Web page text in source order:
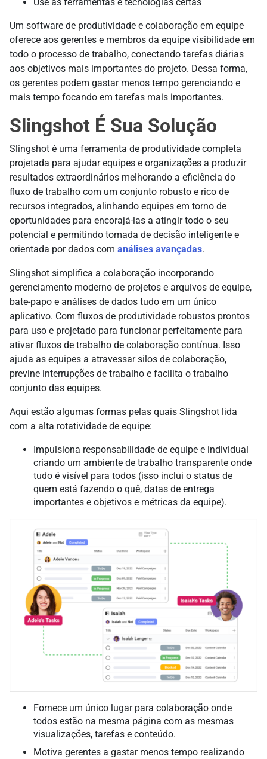
Um software de produtividade e colaboração em equipe
oferece aos gerentes e membros da equipe visibilidade em
todo o processo de trabalho, conectando tarefas diárias
aos objetivos mais importantes do projeto. Dessa forma,
os gerentes podem gastar menos tempo gerenciando e
mais tempo focando em tarefas mais importantes.
Slingshot É Sua Solução
Slingshot é uma ferramenta de produtividade completa
projetada para ajudar equipes e organizações a produzir
resultados extraordinários melhorando a eficiência do
fluxo de trabalho com um conjunto robusto e rico de
recursos integrados, alinhando equipes em torno de
oportunidades para encorajá-las a atingir todo o seu
potencial e permitindo tomada de decisão inteligente e
orientada por dados com análises avançadas.
Slingshot simplifica a colaboração incorporando
gerenciamento moderno de projetos e arquivos de equipe,
bate-papo e análises de dados tudo em um único
aplicativo. Com fluxos de produtividade robustos prontos
para uso e projetado para funcionar perfeitamente para
ativar fluxos de trabalho de colaboração contínua. Isso
ajuda as equipes a atravessar silos de colaboração,
previne interrupções de trabalho e facilita o trabalho
conjunto das equipes.
Aqui estão algumas formas pelas quais Slingshot lida
com a alta rotatividade de equipe:
Impulsiona responsabilidade de equipe e individual
criando um ambiente de trabalho transparente onde
tudo é visível para todos (isso inclui o status de
quem está fazendo o quê, datas de entrega
importantes e objetivos e métricas da equipe).
Fornece um único lugar para colaboração onde
todos estão na mesma página com as mesmas
visualizações, tarefas e conteúdo.
Motiva gerentes a gastar menos tempo realizando